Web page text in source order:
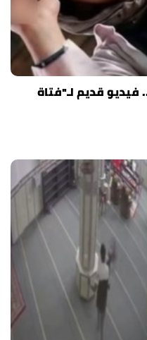
للبنت ضلع يطلعلها 24".. فيديو قديم لـ"فتاة